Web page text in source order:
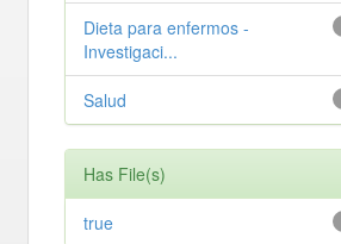
Dieta para enfermos -
Investigaci...
Salud
Has File(s)
true